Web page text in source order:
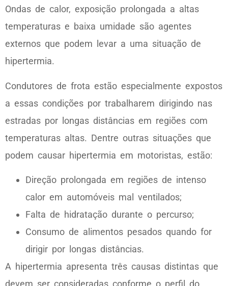
Ondas de calor, exposição prolongada a altas
temperaturas e baixa umidade são agentes
externos que podem levar a uma situação de
hipertermia.
Condutores de frota estão especialmente expostos
a essas condições por trabalharem dirigindo nas
estradas por longas distâncias em regiões com
temperaturas altas. Dentre outras situações que
podem causar hipertermia em motoristas, estão:
Direção prolongada em regiões de intenso
calor em automóveis mal ventilados;
Falta de hidratação durante o percurso;
Consumo de alimentos pesados quando for
dirigir por longas distâncias.
A hipertermia apresenta três causas distintas que
devem ser consideradas conforme o perfil do